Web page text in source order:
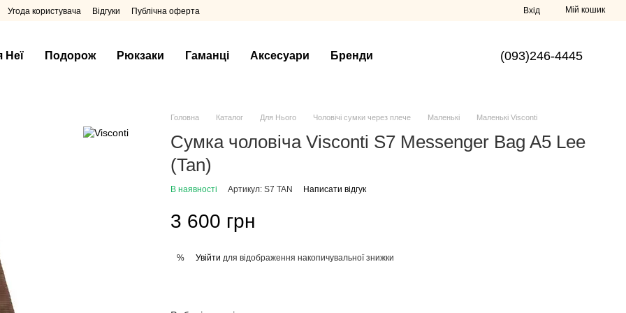
Угода користувача Відгуки Публічна оферта Вхід Мій кошик
Неї Подорож Рюкзаки Гаманці Аксесуари Бренди (093)246-4445
Головна Каталог Для Нього Чоловічі сумки через плече Маленькі Маленькі Visconti
Сумка чоловіча Visconti S7 Messenger Bag A5 Lee
(Tan)
В наявності Артикул: S7 TAN Написати відгук
3 600 грн
% Увійти для відображення накопичувальної знижки